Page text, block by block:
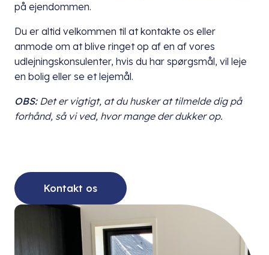
på ejendommen.
Du er altid velkommen til at kontakte os eller
anmode om at blive ringet op af en af vores
udlejningskonsulenter, hvis du har spørgsmål, vil leje
en bolig eller se et lejemål.
OBS: Det er vigtigt, at du husker at tilmelde dig på
forhånd, så vi ved, hvor mange der dukker op.
Kontakt os